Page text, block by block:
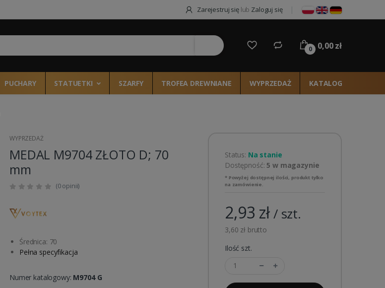
Zarejestruj się lub Zaloguj się
0 0,00 zł
PUCHARY STATUETKI SZARFY TROFEA DREWNIANE WYPRZEDAŻ KATALOG 2026
WYPRZEDAŻ
MEDAL M9704 ZŁOTO D; 70
mm
(0 opinii)
Średnica: 70
Pełna specyfikacja
Numer katalogowy: M9704 G
Status: Na stanie
Dostępność:5 w magazynie
* Powyżej dostępnej ilości, produkt tylko
na zamówienie.
2,93 zł / szt.
3,60 zł brutto
Ilość szt.